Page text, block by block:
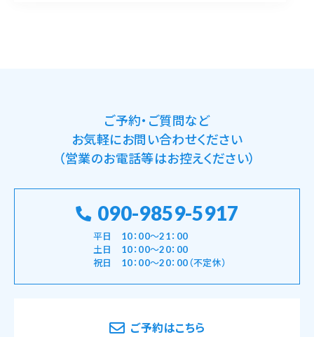
ご予約・ご質問など
お気軽にお問い合わせください
（営業のお電話等はお控えください）
090-9859-5917
平日 10：00～21：00
土日 10：00～20：00
祝日 10：00～20：00（不定休）
ご予約はこちら